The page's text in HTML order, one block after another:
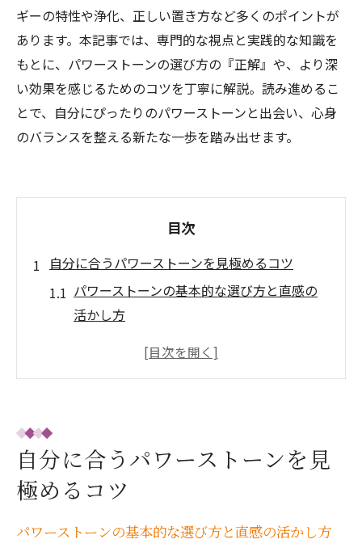
ギーの特性や浄化、正しい置き方など多くのポイントが
あります。本記事では、専門的な視点と実践的な知識を
もとに、パワーストーンの選び方の『正解』や、より深
い効果を感じるためのコツを丁寧に解説。読み進めるこ
とで、自分にぴったりのパワーストーンと出会い、心身
のバランスを整える新たな一歩を踏み出せます。
目次
自分に合うパワーストーンを見極めるコツ
パワーストーンの基本的な選び方と直感の
活かし方
自分自身の願いに合うパワーストーンの特
パワーストーンリーディングの体験談とそ
の効果
パワーストーンを選ぶ際に意識すべきエネ
ルギーの違い
自分に合うパワーストーンを見
極めるコツ
パワーストーンの基本的な選び方と直感の活かし方